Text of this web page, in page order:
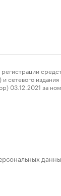
издания
03.12.2021 за